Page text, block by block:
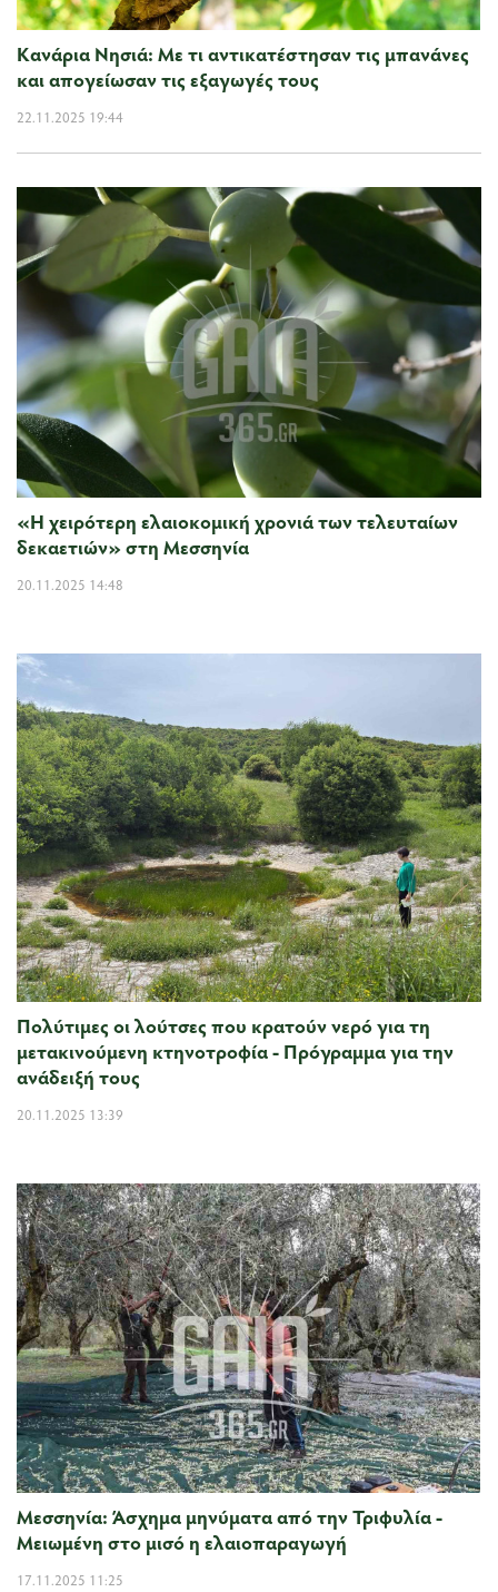
Κανάρια Νησιά: Με τι αντικατέστησαν τις μπανάνες
και απογείωσαν τις εξαγωγές τους
22.11.2025 19:44
«Η χειρότερη ελαιοκομική χρονιά των τελευταίων
δεκαετιών» στη Μεσσηνία
20.11.2025 14:48
Πολύτιμες οι λούτσες που κρατούν νερό για τη
μετακινούμενη κτηνοτροφία - Πρόγραμμα για την
ανάδειξή τους
20.11.2025 13:39
Μεσσηνία: Άσχημα μηνύματα από την Τριφυλία -
Μειωμένη στο μισό η ελαιοπαραγωγή
17.11.2025 11:25